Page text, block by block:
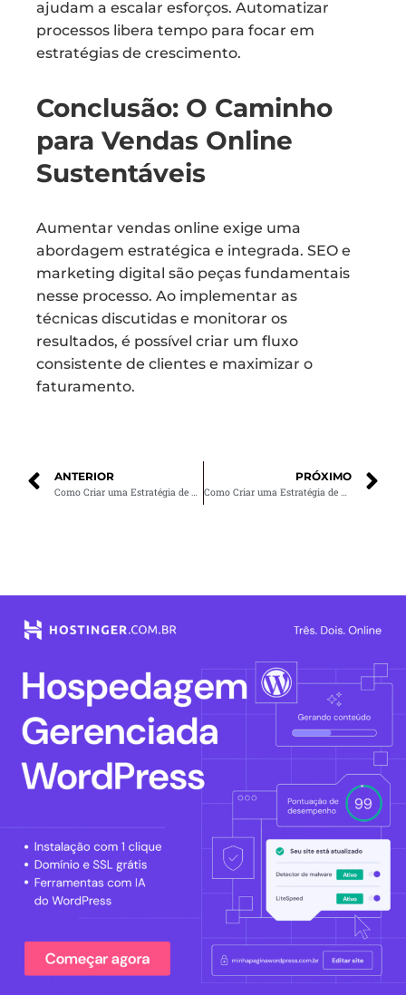
ajudam a escalar esforços. Automatizar
processos libera tempo para focar em
estratégias de crescimento.
Conclusão: O Caminho
para Vendas Online
Sustentáveis
Aumentar vendas online exige uma
abordagem estratégica e integrada. SEO e
marketing digital são peças fundamentais
nesse processo. Ao implementar as
técnicas discutidas e monitorar os
resultados, é possível criar um fluxo
consistente de clientes e maximizar o
faturamento.
ANTERIOR PRÓXIMO